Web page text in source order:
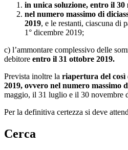
in unica soluzione, entro il 30
nel numero massimo di
2019, e le restanti, ciascuna di
1° dicembre 2019;
c) l’ammontare complessivo delle
debitore entro il 31 ottobre 2019.
Prevista inoltre la riapertura del così
2019, ovvero nel numero massimo
maggio, il 31 luglio e il 30 novembre
Per la definitiva certezza si deve
Cerca